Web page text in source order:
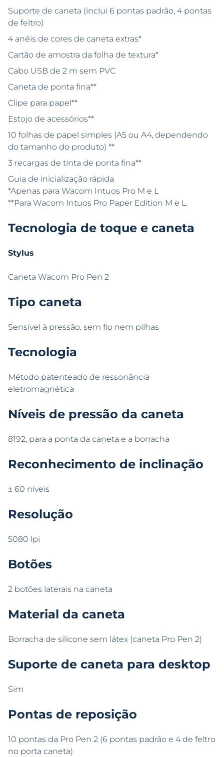
Suporte de caneta (inclui 6 pontas padrão, 4 pontas
de feltro)
4 anéis de cores de caneta extras*
Cartão de amostra da folha de textura*
Cabo USB de 2 m sem PVC
Caneta de ponta fina**
Clipe para papel**
Estojo de acessórios**
10 folhas de papel simples (A5 ou A4, dependendo
do tamanho do produto) **
3 recargas de tinta de ponta fina**
Guia de inicialização rápida
*Apenas para Wacom Intuos Pro M e L
**Para Wacom Intuos Pro Paper Edition M e L.
Tecnologia de toque e caneta
Stylus
Caneta Wacom Pro Pen 2
Tipo caneta
Sensível à pressão, sem fio nem pilhas
Tecnologia
Método patenteado de ressonância
eletromagnética
Níveis de pressão da caneta
8192, para a ponta da caneta e a borracha
Reconhecimento de inclinação
± 60 níveis
Resolução
5080 lpi
Botões
2 botões laterais na caneta
Material da caneta
Borracha de silicone sem látex (caneta Pro Pen 2)
Suporte de caneta para desktop
Sim
Pontas de reposição
10 pontas da Pro Pen 2 (6 pontas padrão e 4 de feltro
no porta caneta)